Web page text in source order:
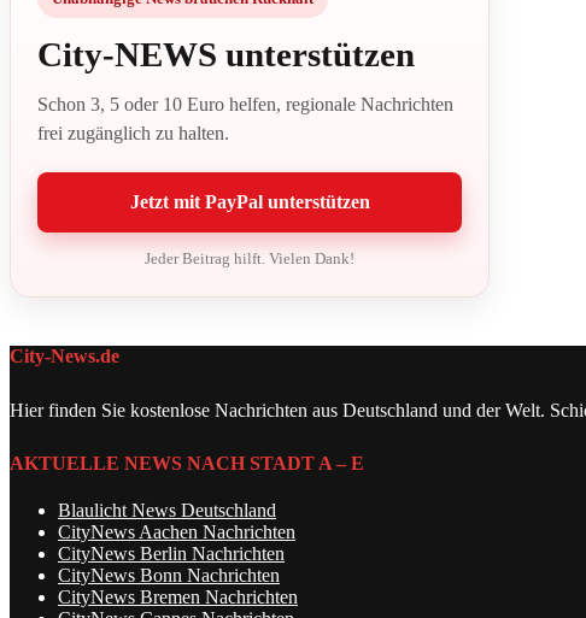
City-NEWS unterstützen
Schon 3, 5 oder 10 Euro helfen, regionale Nachrichten
frei zugänglich zu halten.
Jetzt mit PayPal unterstützen
Jeder Beitrag hilft. Vielen Dank!
City-News.de
Hier finden Sie kostenlose Nachrichten aus Deutschland und der Welt.
AKTUELLE NEWS NACH STADT A – E
Blaulicht News Deutschland
CityNews Aachen Nachrichten
CityNews Berlin Nachrichten
CityNews Bonn Nachrichten
CityNews Bremen Nachrichten